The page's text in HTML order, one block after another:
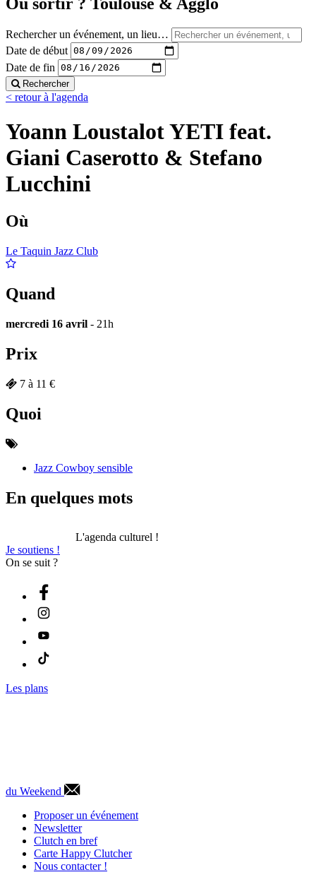
Rechercher un événement, un lieu…
Date de début
Date de fin
Rechercher
< retour à l'agenda
Yoann Loustalot YETI feat.
Giani Caserotto & Stefano
Lucchini
Où
Le Taquin Jazz Club
Quand
mercredi 16 avril - 21h
Prix
7 à 11 €
Quoi
Jazz Cowboy sensible
En quelques mots
L'agenda culturel !
Je soutiens !
On se suit ?
Les plans
du Weekend
Proposer un événement
Newsletter
Clutch en bref
Carte Happy Clutcher
Nous contacter !